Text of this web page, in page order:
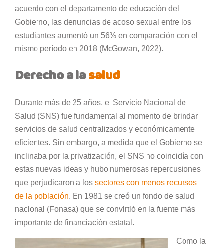
acuerdo con el departamento de educación del
Gobierno, las denuncias de acoso sexual entre los
estudiantes aumentó un 56% en comparación con el
mismo período en 2018 (McGowan, 2022).
Derecho a lasalud
Durante más de 25 años, el Servicio Nacional de
Salud (SNS) fue fundamental al momento de brindar
servicios de salud centralizados y económicamente
eficientes. Sin embargo, a medida que el Gobierno se
inclinaba por la privatización, el SNS no coincidía con
estas nuevas ideas y hubo numerosas repercusiones
que perjudicaron a los sectores con menos recursos
de la población. En 1981 se creó un fondo de salud
nacional (Fonasa) que se convirtió en la fuente más
importante de financiación estatal.
Como la